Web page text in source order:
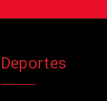
Deportes